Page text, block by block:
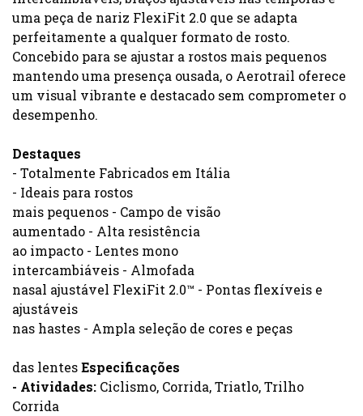
uma peça de nariz FlexiFit 2.0 que se adapta
perfeitamente a qualquer formato de rosto.
Concebido para se ajustar a rostos mais pequenos
mantendo uma presença ousada, o Aerotrail oferece
um visual vibrante e destacado sem comprometer o
desempenho.
Destaques
- Totalmente Fabricados em Itália
- Ideais para rostos
mais pequenos - Campo de visão
aumentado - Alta resistência
ao impacto - Lentes mono
intercambiáveis - Almofada
nasal ajustável FlexiFit 2.0™ - Pontas flexíveis e
ajustáveis
nas hastes - Ampla seleção de cores e peças
das lentesEspecificações
- Atividades: Ciclismo, Corrida, Triatlo, Trilho
Corrida